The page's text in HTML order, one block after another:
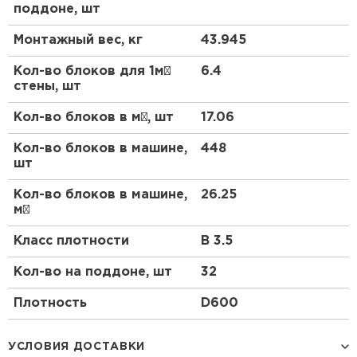
Газоблоки Poritep изготавливаются из
натуральных материалов, что делает их
экологически чистыми и безопасными для
здоровья. Они не содержат вредных веществ и не
выделяют токсинов, что особенно важно для
жилых помещений.
Несущие стены
Газоблок D600 от Poritep идеально подходит для
строительства несущих стен в малоэтажных и
многоэтажных зданиях. Благодаря своей
прочности и надежности, он обеспечивает
долговечность и устойчивость конструкции.
Перегородки
и простота монтажа позволяют быстро и
поддоне, шт
Монтажный вес, кг 43.945
Кол-во блоков для 1м²
стены, шт
6.4
Кол-во блоков в м³, шт 17.06
Кол-во блоков в машине,
шт
448
Кол-во блоков в машине,
м³
26.25
Класс плотности B 3.5
Кол-во на поддоне, шт 32
Плотность D600
УСЛОВИЯ ДОСТАВКИ